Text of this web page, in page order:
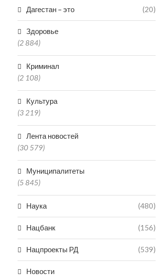
Дагестан – это (20)
Здоровье
(2 884)
Криминал
(2 108)
Культура
(3 219)
Лента новостей
(30 579)
Муниципалитеты
(5 845)
Наука (480)
Нацбанк (156)
Нацпроекты РД (539)
Новости